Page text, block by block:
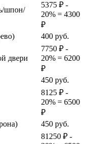
шпон/
5375 ₽ -
20% = 4300
₽
400 руб.
двери
7750 ₽ -
20% = 6200
₽
450 руб.
8125 ₽ -
20% = 6500
₽
450 руб.
81250 ₽ -